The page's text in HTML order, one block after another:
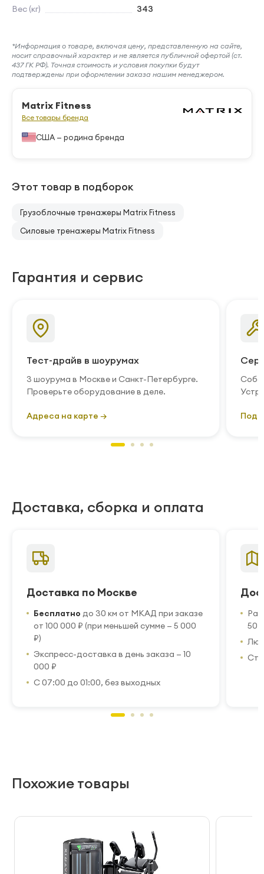
Вес (кг) 343
*Информация о товаре, включая цену, представленную на сайте,
носит справочный характер и не является публичной офертой (ст.
437 ГК РФ). Точная стоимость и условия покупки будут
подтверждены при оформлении заказа нашим менеджером.
Matrix Fitness
Все товары бренда
США — родина бренда
Этот товар в подборок
Грузоблочные тренажеры Matrix Fitness
Силовые тренажеры Matrix Fitness
Гарантия и сервис
Тест-драйв в шоурумах
3 шоурума в Москве и Санкт-Петербурге.
Проверьте оборудование в деле.
Адреса на карте →
Доставка, сборка и оплата
Доставка по Москве
Бесплатно до 30 км от МКАД при заказе
от 100 000 ₽ (при меньшей сумме — 5 000
₽)
Экспресс-доставка в день заказа — 10
000 ₽
С 07:00 до 01:00, без выходных
50
Похожие товары